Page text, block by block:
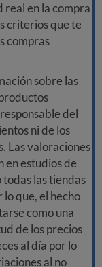
real en la compra
criterios que te
compras
sobre las
del
ni de los
Las valoraciones
en estudios de
las tiendas
que, el hecho
como una
de los precios
al día por lo
al no